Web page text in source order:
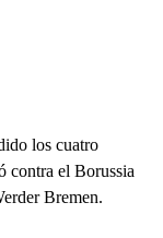
los cuatro
contra el Borussia
Bremen.